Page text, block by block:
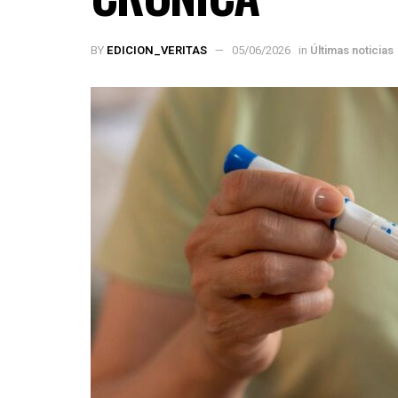
BY EDICION_VERITAS 05/06/2026 in Últimas noticias